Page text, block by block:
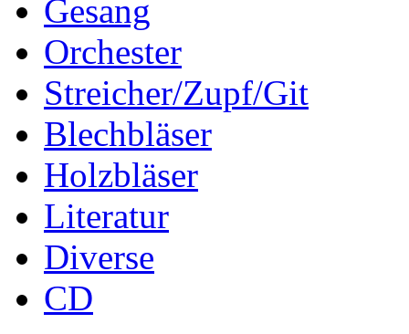
Gesang
Orchester
Streicher/Zupf/Git
Blechbläser
Holzbläser
Literatur
Diverse
CD